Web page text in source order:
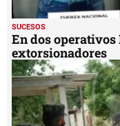
SUCESOS
En dos
extorsionadores